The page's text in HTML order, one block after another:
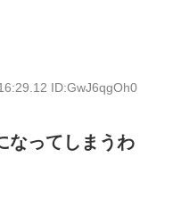
ID:GwJ6qgOh0
なってしまうわ